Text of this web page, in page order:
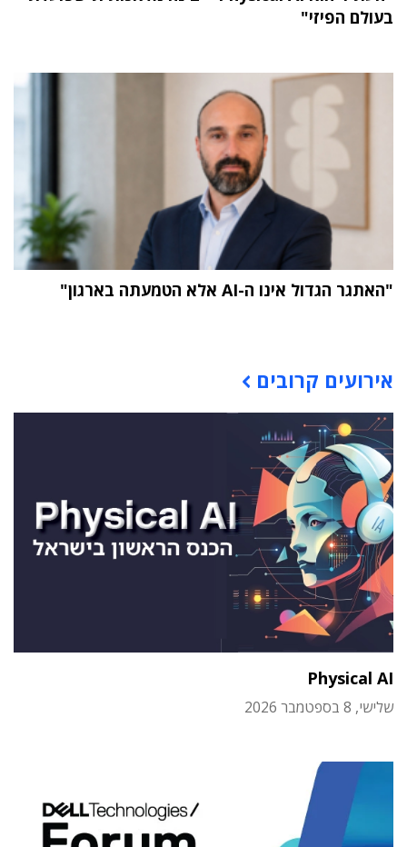
בעולם הפיזי"
"האתגר הגדול אינו ה-AI אלא הטמעתה בארגון"
אירועים קרובים
Physical AI
שלישי, 8 בספטמבר 2026